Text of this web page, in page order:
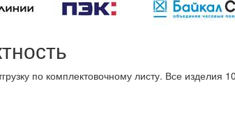
по комплектовочному листу. Все изделия